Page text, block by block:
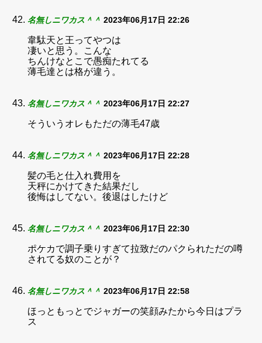
名無しニワカス＾＾ 2023年06月17日 22:26
韋駄天と王ってやつは
凄いと思う。こんな
ちんけなとこで愚痴たれてる
薄毛達とは格が違う。
名無しニワカス＾＾ 2023年06月17日 22:27
そういうオレもただの薄毛47歳
名無しニワカス＾＾ 2023年06月17日 22:28
髪の毛と仕入れ費用を
天秤にかけてきた結果だし
後悔はしてない。後退はしたけど
名無しニワカス＾＾ 2023年06月17日 22:30
ポケカで調子乗りすぎて拉致だのパクられただの噂
されてる奴のことが？
名無しニワカス＾＾ 2023年06月17日 22:58
ほっともっとでジャガーの笑顔みたから今日はプラ
ス